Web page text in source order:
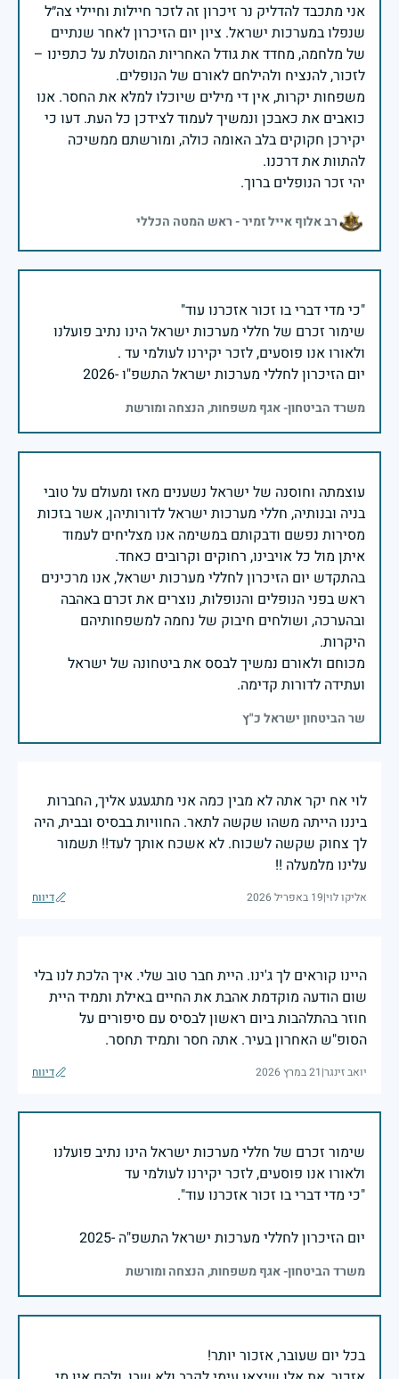
אני מתכבד להדליק נר זיכרון זה לזכר חיילות וחיילי צה״ל
שנפלו במערכות ישראל. ציון יום הזיכרון לאחר שנתיים
של מלחמה, מחדד את גודל האחריות המוטלת על כתפינו –
משפחות יקרות, אין די מילים שיוכלו למלא את החסר. אנו
כואבים את כאבכן ונמשיך לעמוד לצידכן כל העת. דעו כי
יקירכן חקוקים בלב האומה כולה, ומורשתם ממשיכה
יהי זכר הנופלים ברוך.
רב אלוף אייל זמיר - ראש המטה הכללי
שימור זכרם של חללי מערכות ישראל הינו נתיב פועלנו
יום הזיכרון לחללי מערכות ישראל התשפ"ו -2026
משרד הביטחון- אגף משפחות, הנצחה ומורשת
עוצמתה וחוסנה של ישראל נשענים מאז ומעולם על טובי
בניה ובנותיה, חללי מערכות ישראל לדורותיהן, אשר בזכות
מסירות נפשם ודבקותם במשימה אנו מצליחים לעמוד
בהתקדש יום הזיכרון לחללי מערכות ישראל, אנו מרכינים
ראש בפני הנופלים והנופלות, נוצרים את זכרם באהבה
ובהערכה, ושולחים חיבוק של נחמה למשפחותיהם
מכוחם ולאורם נמשיך לבסס את ביטחונה של ישראל
ועתידה לדורות קדימה.
שר הביטחון ישראל כ"ץ
לוי אח יקר אתה לא מבין כמה אני מתגעגע אליך, החברות
ביננו הייתה משהו שקשה לתאר. החוויות בבסיס ובבית, היה
לך צחוק שקשה לשכוח. לא אשכח אותך לעד!! תשמור
עלינו מלמעלה !!
אליקו לוי|19 באפריל 2026 דיווח
היינו קוראים לך ג'ינו. היית חבר טוב שלי. איך הלכת לנו בלי
שום הודעה מוקדמת אהבת את החיים באילת ותמיד היית
חוזר בהתלהבות ביום ראשון לבסיס עם סיפורים על
הסופ"ש האחרון בעיר. אתה חסר ותמיד תחסר.
יואב זינגר|21 במרץ 2026 דיווח
שימור זכרם של חללי מערכות ישראל הינו נתיב פועלנו
יום הזיכרון לחללי מערכות ישראל התשפ"ה -2025
משרד הביטחון- אגף משפחות, הנצחה ומורשת